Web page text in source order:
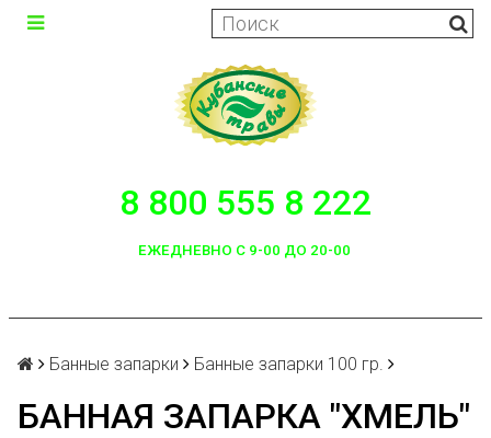
8 800 555 8 222
ЕЖЕДНЕВНО С 9-00 ДО 20-00
Банные запарки Банные запарки 100 гр.
БАННАЯ ЗАПАРКА "ХМЕЛЬ"